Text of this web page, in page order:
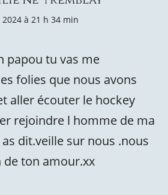
2024 à 21 h 34 min
papou tu vas me
folies que nous avons
aller écouter le hockey
rejoindre l homme de ma
dit.veille sur nous .nous
de ton amour.xx